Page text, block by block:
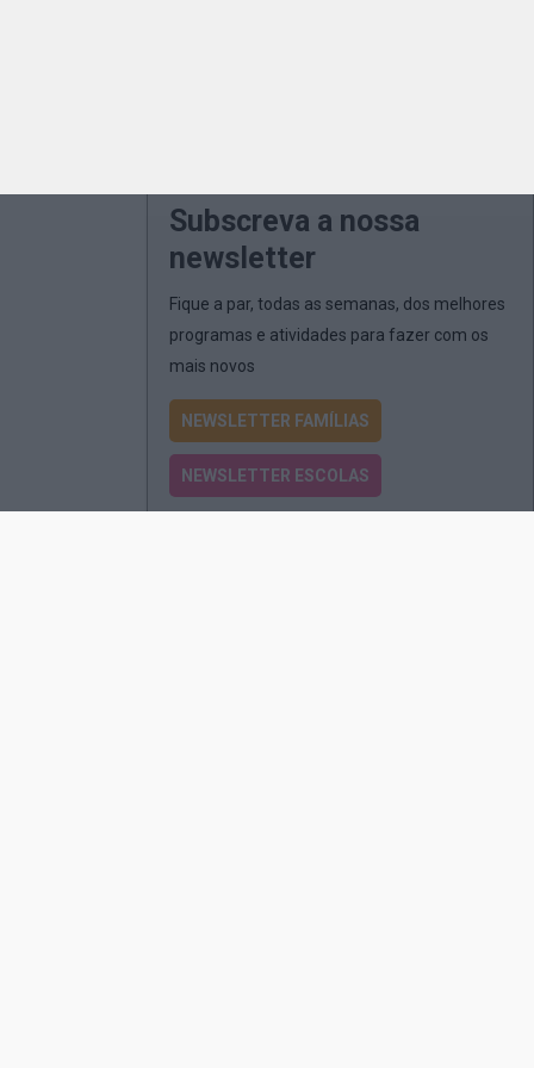
Subscreva a nossa
newsletter
Fique a par, todas as semanas, dos melhores
programas e atividades para fazer com os
mais novos
NEWSLETTER FAMÍLIAS
NEWSLETTER ESCOLAS